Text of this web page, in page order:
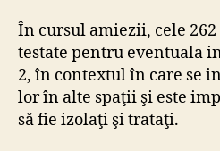
În cursul amiezii, cele 262
testate pentru eventuala
2, în contextul în care se
lor în alte spaţii şi este
să fie izolaţi şi trataţi.